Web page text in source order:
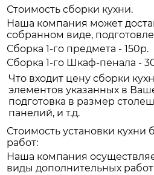
Стоимость сборки кухни.
Наша компания может
собранном виде,
Сборка 1-го предмета - 150р.
Сборка 1-го Шкаф-пенала -
Что входит цену сборки
элементов указанных в
подготовка в размер
панелий, и т.д.
Стоимость установки кухни
работ:
Наша компания
виды дополнительных работ